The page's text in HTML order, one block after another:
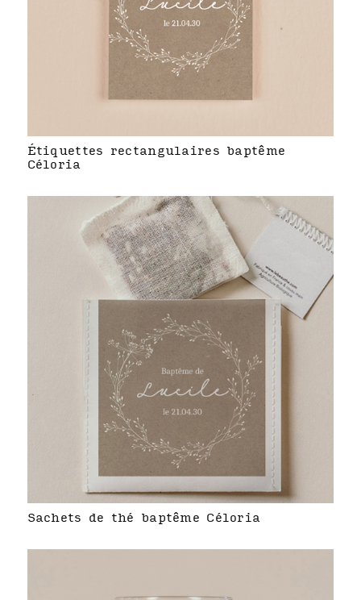
Étiquettes rectangulaires baptême
Céloria
Sachets de thé baptême Céloria